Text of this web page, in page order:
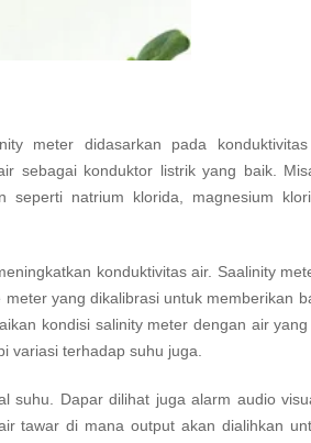
meter didasarkan pada
sebagai konduktor listrik yang baik.
natrium klorida, magnesium
konduktivitas air. Saalinity
yang dikalibrasi untuk memberikan
kondisi salinity meter dengan air
variasi terhadap suhu juga.
suhu. Dapar dilihat juga alarm audio
tawar di mana output akan dialihkan